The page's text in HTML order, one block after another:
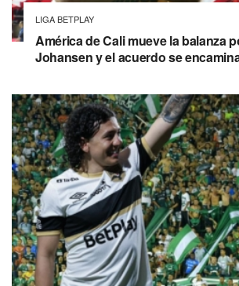
LIGA BETPLAY
América de Cali mueve la balanza
Johansen y el acuerdo se